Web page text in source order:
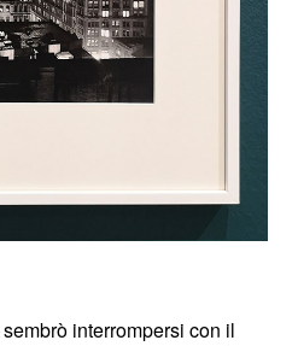
sembrò interrompersi con il